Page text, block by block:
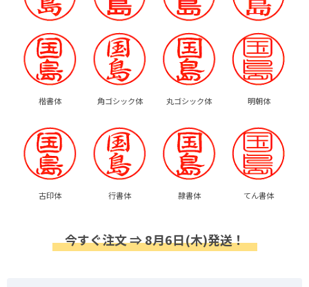
楷書体 角ゴシック体 丸ゴシック体 明朝体
古印体 行書体 隷書体 てん書体
今すぐ注文 ⇒ 8月6日(木)発送！